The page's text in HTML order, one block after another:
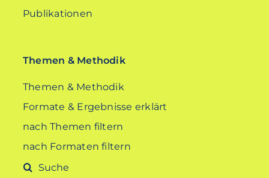
Publikationen
Themen & Methodik
Themen & Methodik
Formate & Ergebnisse erklärt
nach Themen filtern
nach Formaten filtern
Suche